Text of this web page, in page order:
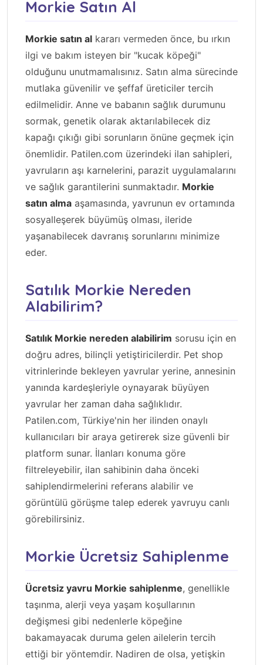
Morkie Satın Al
Morkie satın al kararı vermeden önce, bu ırkın
ilgi ve bakım isteyen bir "kucak köpeği"
olduğunu unutmamalısınız. Satın alma sürecinde
mutlaka güvenilir ve şeffaf üreticiler tercih
edilmelidir. Anne ve babanın sağlık durumunu
sormak, genetik olarak aktarılabilecek diz
kapağı çıkığı gibi sorunların önüne geçmek için
önemlidir. Patilen.com üzerindeki ilan sahipleri,
yavruların aşı karnelerini, parazit uygulamalarını
ve sağlık garantilerini sunmaktadır. Morkie
satın alma aşamasında, yavrunun ev ortamında
sosyalleşerek büyümüş olması, ileride
yaşanabilecek davranış sorunlarını minimize
eder.
Satılık Morkie Nereden
Alabilirim?
Satılık Morkie nereden alabilirim sorusu için en
doğru adres, bilinçli yetiştiricilerdir. Pet shop
vitrinlerinde bekleyen yavrular yerine, annesinin
yanında kardeşleriyle oynayarak büyüyen
yavrular her zaman daha sağlıklıdır.
Patilen.com, Türkiye'nin her ilinden onaylı
kullanıcıları bir araya getirerek size güvenli bir
platform sunar. İlanları konuma göre
filtreleyebilir, ilan sahibinin daha önceki
sahiplendirmelerini referans alabilir ve
görüntülü görüşme talep ederek yavruyu canlı
görebilirsiniz.
Morkie Ücretsiz Sahiplenme
Ücretsiz yavru Morkie sahiplenme, genellikle
taşınma, alerji veya yaşam koşullarının
değişmesi gibi nedenlerle köpeğine
bakamayacak duruma gelen ailelerin tercih
ettiği bir yöntemdir. Nadiren de olsa, yetişkin